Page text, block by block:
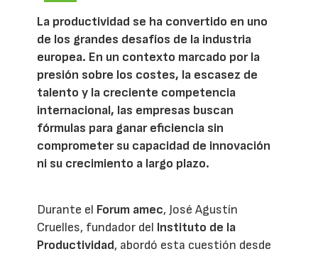
La productividad se ha convertido en uno
de los grandes desafíos de la industria
europea. En un contexto marcado por la
presión sobre los costes, la escasez de
talento y la creciente competencia
internacional, las empresas buscan
fórmulas para ganar eficiencia sin
comprometer su capacidad de innovación
ni su crecimiento a largo plazo.
Durante el Forum amec, José Agustín
Cruelles, fundador del Instituto de la
Productividad, abordó esta cuestión desde